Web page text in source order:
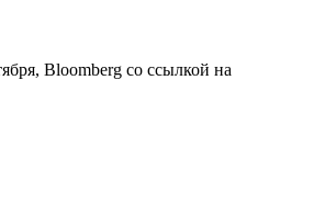
Bloomberg со ссылкой на